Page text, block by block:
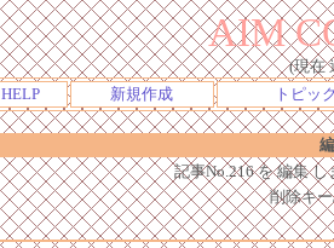
AIM
(現在
HELP 新規作成 トピッ
記事No.216 を 編集
削除キ